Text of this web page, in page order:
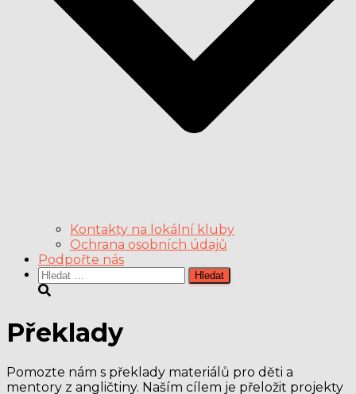
Kontakty na lokální kluby
Ochrana osobních údajů
Podpořte nás
Vyhledávání
Překlady
Pomozte nám s překlady materiálů pro děti a
mentory z angličtiny. Naším cílem je přeložit projekty